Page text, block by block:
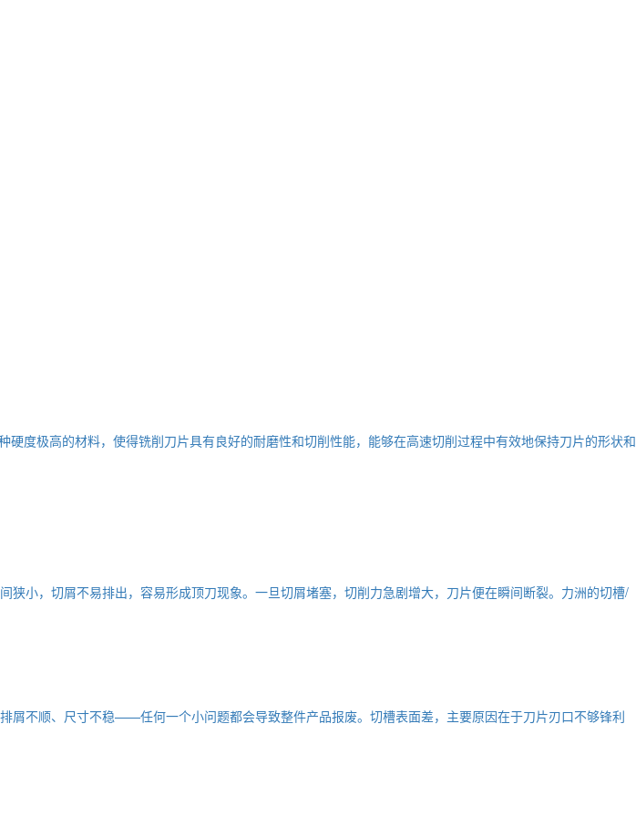
度极高的材料，使得铣削刀片具有良好的耐磨性和切削性能，能够在高速切削过程中有效地保持刀片的形状和
小，切屑不易排出，容易形成顶刀现象。一旦切屑堵塞，切削力急剧增大，刀片便在瞬间断裂。力洲的切槽/
屑不顺、尺寸不稳——任何一个小问题都会导致整件产品报废。切槽表面差，主要原因在于刀片刃口不够锋利